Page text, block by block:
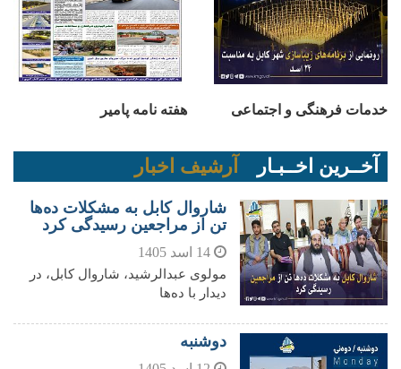
خدمات فرهنگی و اجتماعی هفته نامه پامیر
آخــرین اخــبـار آرشیف اخبار
شاروال کابل به مشکلات ده‌ها
تن از مراجعین رسیدگی کرد
مولوی عبدالرشید، شاروال کابل، در
دیدار با ده‌ها
دوشنبه